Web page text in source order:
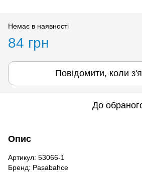
Немає в наявності
84 грн
Повідомити, коли
До
Опис
Артикул: 53066-1
Бренд: Pasabahce